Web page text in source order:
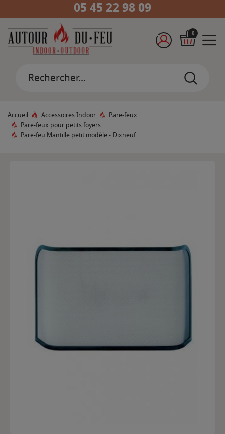
05 45 22 98 09
0
Accueil Accessoires Indoor
Pare-feux
Pare-feux pour petits foyers
Pare-feu Mantille petit modèle - Dixneuf